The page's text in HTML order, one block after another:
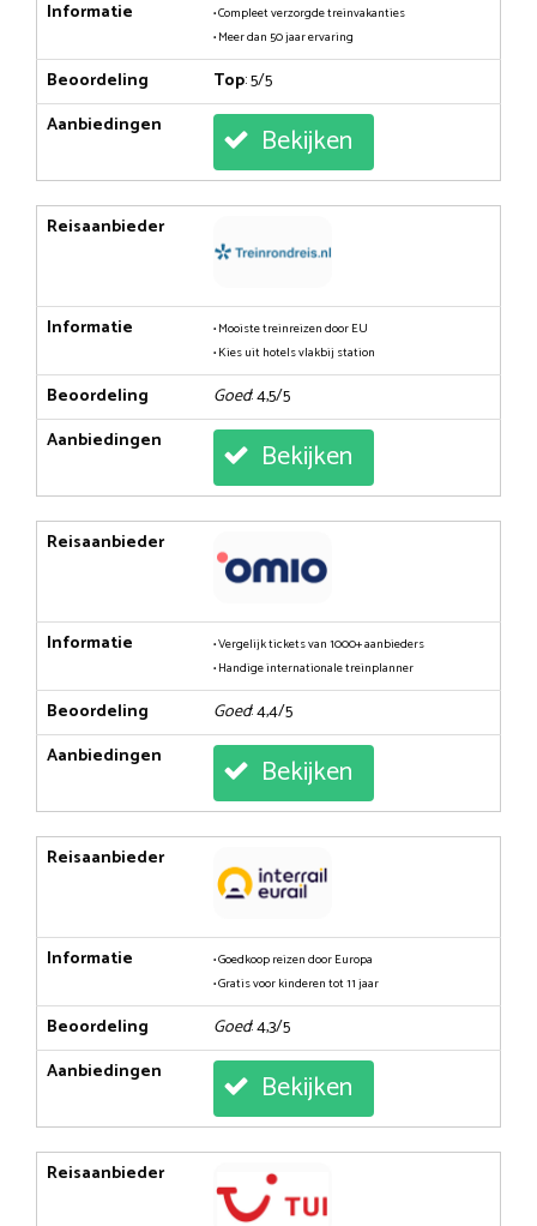
Informatie
• Compleet verzorgde treinvakanties
• Meer dan 50 jaar ervaring
Beoordeling Top: 5/5
Aanbiedingen
Bekijken
Reisaanbieder
Informatie
• Mooiste treinreizen door EU
• Kies uit hotels vlakbij station
Beoordeling Goed: 4,5/5
Aanbiedingen
Bekijken
Reisaanbieder
Informatie
• Vergelijk tickets van 1000+ aanbieders
• Handige internationale treinplanner
Beoordeling Goed: 4,4/5
Aanbiedingen
Bekijken
Reisaanbieder
Informatie
• Goedkoop reizen door Europa
• Gratis voor kinderen tot 11 jaar
Beoordeling Goed: 4,3/5
Aanbiedingen
Bekijken
Reisaanbieder